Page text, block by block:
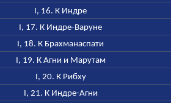
I, 16. К Индре
I, 17. К Индре-Варуне
I, 18. К Брахманаспати
I, 19. К Агни и Марутам
I, 20. К Рибху
I, 21. К Индре-Агни